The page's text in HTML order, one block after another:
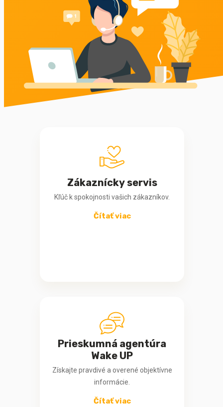
Zákaznícky servis
Kľúč k spokojnosti vašich zákazníkov.
Čítať viac
Prieskumná agentúra
Wake UP
Získajte pravdivé a overené objektívne
informácie.
Čítať viac